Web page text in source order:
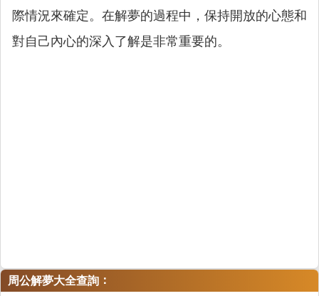
際情況來確定。在解夢的過程中，保持開放的心態和
對自己內心的深入了解是非常重要的。
周公解夢大全查詢 ：